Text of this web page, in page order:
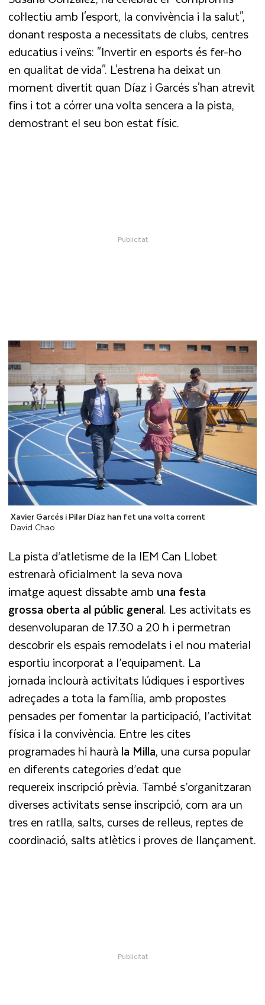
col·lectiu amb l'esport, la convivència i la salut",
donant resposta a necessitats de clubs, centres
educatius i veïns: "Invertir en esports és fer-ho
en qualitat de vida". L'estrena ha deixat un
moment divertit quan Díaz i Garcés s'han atrevit
fins i tot a córrer una volta sencera a la pista,
demostrant el seu bon estat físic.
Xavier Garcés i Pilar Díaz han fet una volta corrent
David Chao
La pista d’atletisme de la IEM Can Llobet
estrenarà oficialment la seva nova
imatge aquest dissabte amb una festa
grossa oberta al públic general. Les activitats es
desenvoluparan de 17.30 a 20 h i permetran
descobrir els espais remodelats i el nou material
esportiu incorporat a l’equipament. La
jornada inclourà activitats lúdiques i esportives
adreçades a tota la família, amb propostes
pensades per fomentar la participació, l’activitat
física i la convivència. Entre les cites
programades hi haurà la Milla, una cursa popular
en diferents categories d’edat que
requereix inscripció prèvia. També s’organitzaran
diverses activitats sense inscripció, com ara un
tres en ratlla, salts, curses de relleus, reptes de
coordinació, salts atlètics i proves de llançament.